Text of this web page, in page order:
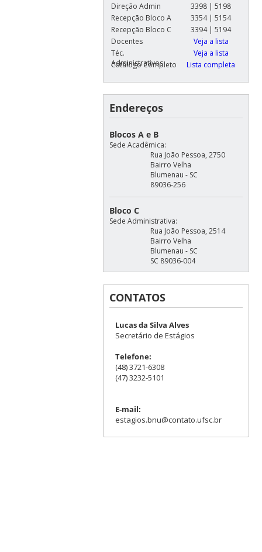
Direção Admin
3398 | 5198
Recepção Bloco A
3354 | 5154
Recepção Bloco C
3394 | 5194
Docentes
Veja a lista
Téc.
Administrativos
Veja a lista
Catálogo Completo
Lista completa
Endereços
Blocos A e B
Sede Acadêmica:
Rua João Pessoa, 2750
Bairro Velha
Blumenau - SC
89036-256
Bloco C
Sede Administrativa:
Rua João Pessoa, 2514
Bairro Velha
Blumenau - SC
SC 89036-004
CONTATOS
Lucas da Silva Alves
Secretário de Estágios
Telefone:
(48) 3721-6308
(47) 3232-5101
E-mail:
estagios.bnu@contato.ufsc.br